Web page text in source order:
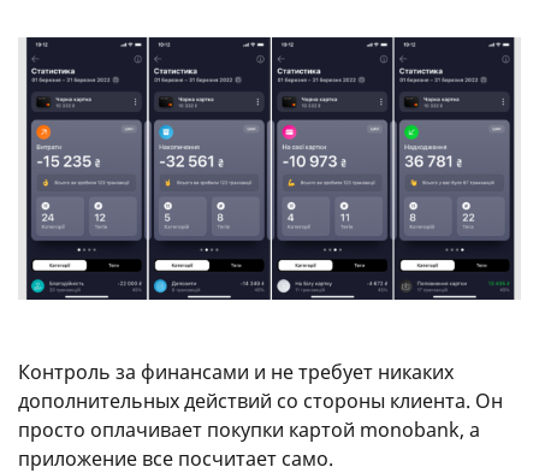
Контроль за финансами и не требует никаких
дополнительных действий со стороны клиента. Он
просто оплачивает покупки картой monobank, а
приложение все посчитает само.